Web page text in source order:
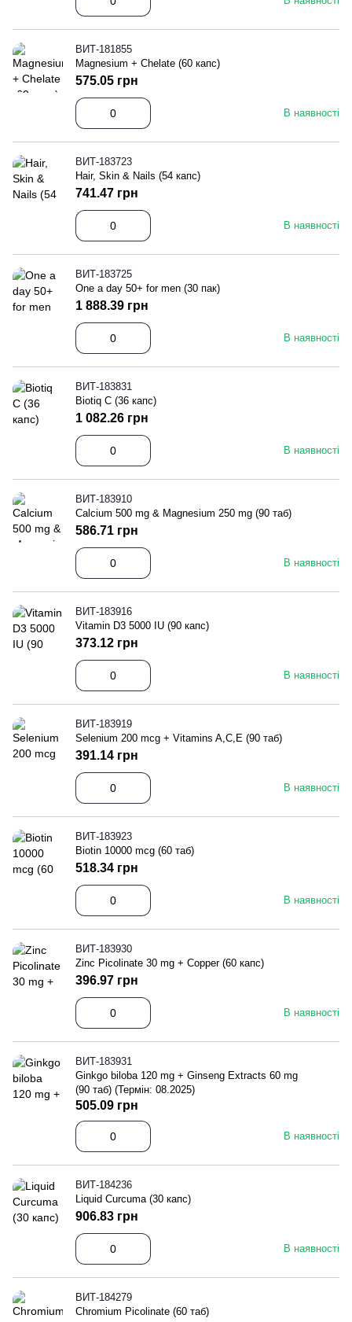
ВИТ-181855
Magnesium + Chelate (60 капс)
В наявності
575.05 грн
ВИТ-183723
Hair, Skin & Nails (54 капс)
В наявності
741.47 грн
ВИТ-183725
One a day 50+ for men (30 пак)
В наявності
1 888.39 грн
ВИТ-183831
Biotiq C (36 капс)
В наявності
1 082.26 грн
ВИТ-183910
Calcium 500 mg & Magnesium 250 mg (90 таб)
В наявності
586.71 грн
ВИТ-183916
Vitamin D3 5000 IU (90 капс)
В наявності
373.12 грн
ВИТ-183919
Selenium 200 mcg + Vitamins A,C,E (90 таб)
В наявності
391.14 грн
ВИТ-183923
Biotin 10000 mcg (60 таб)
В наявності
518.34 грн
ВИТ-183930
Zinc Picolinate 30 mg + Copper (60 капс)
В наявності
396.97 грн
ВИТ-183931
Ginkgo biloba 120 mg + Ginseng Extracts 60 mg
(90 таб) (Термін: 08.2025)
В наявності
505.09 грн
ВИТ-184236
Liquid Curcuma (30 капс)
В наявності
906.83 грн
ВИТ-184279
Chromium Picolinate (60 таб)